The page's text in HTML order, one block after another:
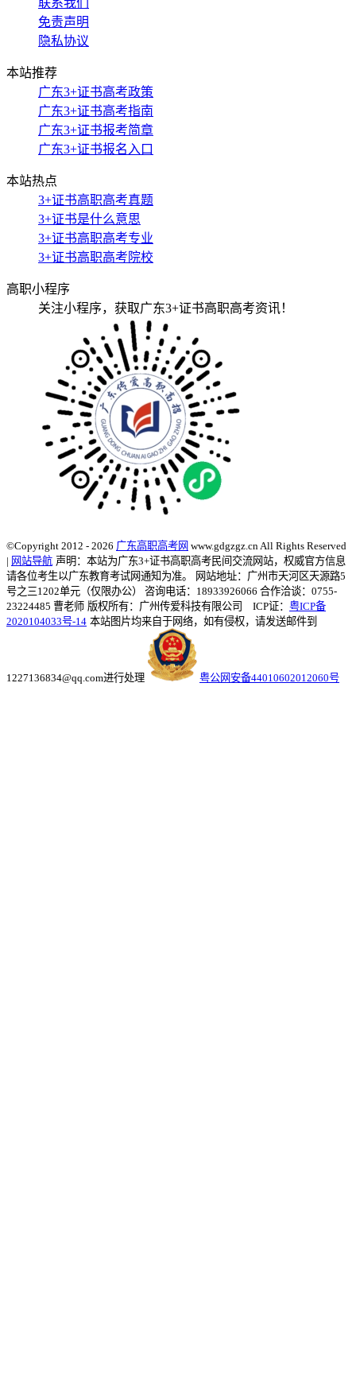
免责声明
隐私协议
本站推荐
广东3+证书高考政策
广东3+证书高考指南
广东3+证书报考简章
广东3+证书报名入口
本站热点
3+证书高职高考真题
3+证书是什么意思
3+证书高职高考专业
3+证书高职高考院校
高职小程序
关注小程序，获取广东3+证书高职高考资讯！
©Copyright 2012 - 2026 广东高职高考网 www.gdgzgz.cn All Rights Reserved
| 网站导航 声明：本站为广东3+证书高职高考民间交流网站，权威官方信息
请各位考生以广东教育考试网通知为准。
网站地址：广州市天河区天源路5
号之三1202单元（仅限办公） 咨询电话：18933926066 合作洽谈：0755-
23224485 曹老师 版权所有：广州传爱科技有限公司 ICP证： 粤ICP备
2020104033号-14 本站图片均来自于网络，如有侵权，请发送邮件到
1227136834@qq.com进行处理 粤公网安备44010602012060号